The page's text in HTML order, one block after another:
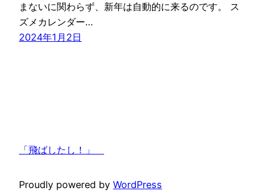
まないに関わらず、新年は自動的に来るのです。 ス
ズメカレンダー…
2024年1月2日
「飛ばしたし！」
Proudly powered by WordPress